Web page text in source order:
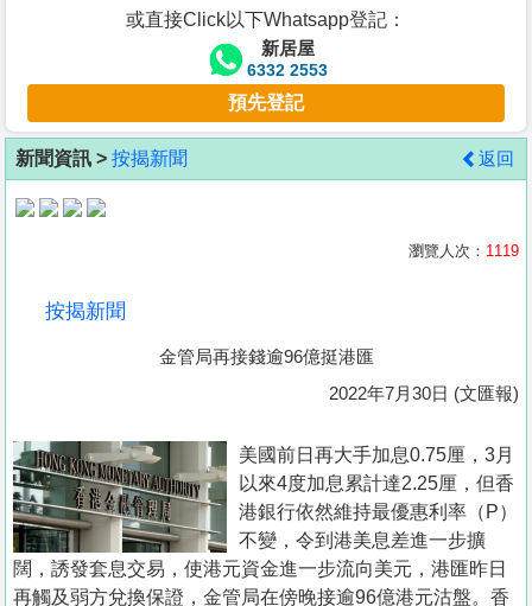
客
地
產
置
業
手
冊
或直接Click以下Whatsapp登記：
新居屋
6332 2553
預先登記
新聞資訊 > 按揭新聞 返回
瀏覽人次： 1119
按揭新聞
金管局再接錢逾96億挺港匯
2022年7月30日 (文匯報)
美國前日再大手加息0.75厘，3月
以來4度加息累計達2.25厘，但香
港銀行依然維持最優惠利率（P）
不變，令到港美息差進一步擴
闊，誘發套息交易，使港元資金進一步流向美元，港匯昨日
再觸及弱方兌換保證，金管局在傍晚接逾96億港元沽盤。香